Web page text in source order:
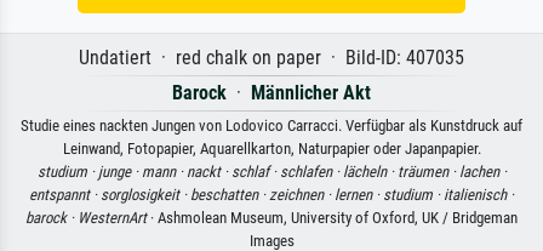
Undatiert · red chalk on paper · Bild-ID: 407035
Barock · Männlicher Akt
Studie eines nackten Jungen von Lodovico Carracci. Verfügbar als Kunstdruck auf
Leinwand, Fotopapier, Aquarellkarton, Naturpapier oder Japanpapier.
studium · junge · mann · nackt · schlaf · schlafen · lächeln · träumen · lachen ·
entspannt · sorglosigkeit · beschatten · zeichnen · lernen · studium · italienisch ·
barock · WesternArt· Ashmolean Museum, University of Oxford, UK / Bridgeman
Images